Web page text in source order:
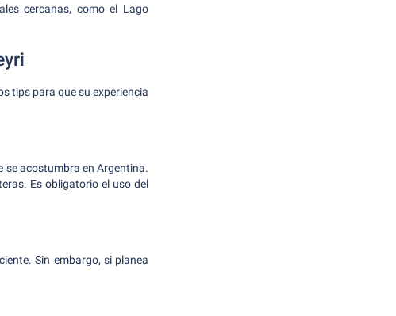
cercanas, como el Lago
tips para que su experiencia
se acostumbra en Argentina.
Es obligatorio el uso del
Sin embargo, si planea